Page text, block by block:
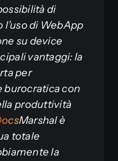
di
di WebApp
su device
vantaggi: la
per
burocratica con
produttività
ocsMarshal è
totale
la